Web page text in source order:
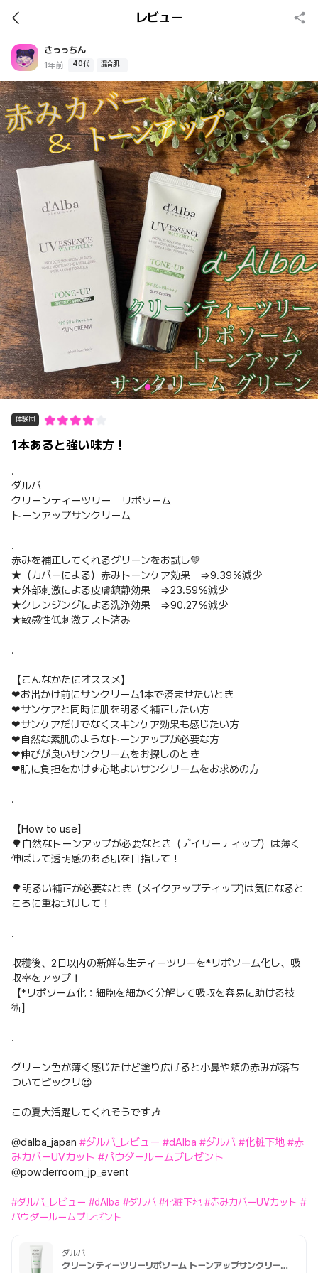
レビュー
さっっちん
1年前 40代 混合肌
体験団
1本あると強い味方！
.
ダルバ
クリーンティーツリー リポソーム
トーンアップサンクリーム
.
赤みを補正してくれるグリーンをお試し💚
★（カバーによる）赤みトーンケア効果 ⇒9.39％減少
★外部刺激による皮膚鎮静効果 ⇒23.59％減少
★クレンジングによる洗浄効果 ⇒90.27％減少
★敏感性低刺激テスト済み
.
【こんなかたにオススメ】
❤お出かけ前にサンクリーム1本で済ませたいとき
❤サンケアと同時に肌を明るく補正したい方
❤サンケアだけでなくスキンケア効果も感じたい方
❤自然な素肌のようなトーンアップが必要な方
❤伸びが良いサンクリームをお探しのとき
❤肌に負担をかけず心地よいサンクリームをお求めの方
.
【How to use】
🌳自然なトーンアップが必要なとき（デイリーティップ）は薄く
伸ばして透明感のある肌を目指して！
🌳明るい補正が必要なとき（メイクアップティップ)は気になると
ころに重ねづけして！
.
収穫後、2日以内の新鮮な生ティーツリーを*リポソーム化し、吸
収率をアップ！
【*リポソーム化：細胞を細かく分解して吸収を容易に助ける技
術】
.
グリーン色が薄く感じたけど塗り広げると小鼻や頬の赤みが落ち
ついてビックリ😍
この夏大活躍してくれそうです🎶
@dalba_japan #ダルバ_レビュー #dAlba #ダルバ #化粧下地 #赤
みカバーUVカット #パウダールームプレゼント
@powderroom_jp_event
#ダルバ_レビュー #dAlba #ダルバ #化粧下地 #赤みカバーUVカット #
パウダールームプレゼント
ダルバ
クリーンティーツリーリポソーム トーンアップサンクリーム